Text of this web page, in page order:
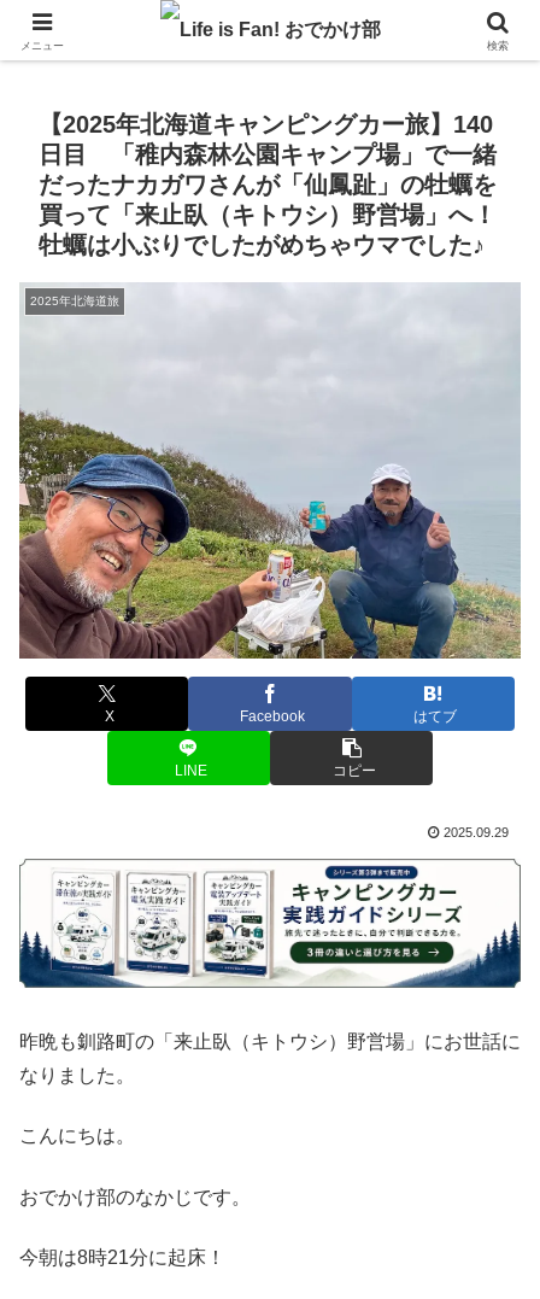
自作キャンピングカーで1年の3分の1を北海道でのんびりバンライフ♪
【2025年北海道キャンピングカー旅】140
日目 「稚内森林公園キャンプ場」で一緒
だったナカガワさんが「仙鳳趾」の牡蠣を
買って「来止臥（キトウシ）野営場」へ！
牡蠣は小ぶりでしたがめちゃウマでした♪
2025年北海道旅
X Facebook はてブ
LINE コピー
2025.09.29
昨晩も釧路町の「来止臥（キトウシ）野営場」にお世話に
なりました。
こんにちは。
おでかけ部のなかじです。
今朝は8時21分に起床！
メニュー 検索